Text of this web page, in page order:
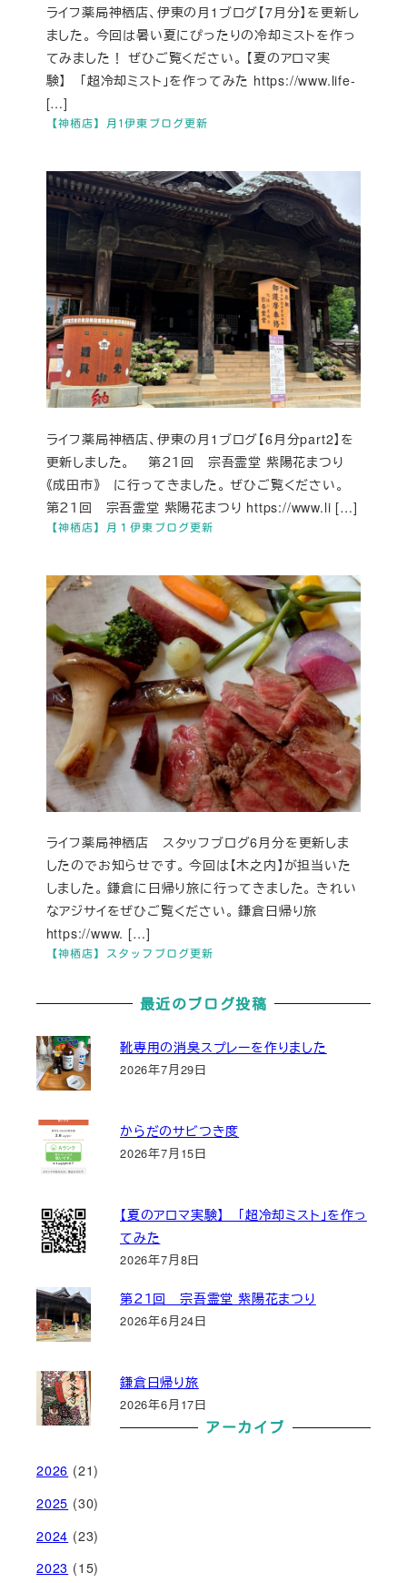
【神栖店】月1伊東ブログ更新
ライフ薬局神栖店、伊東の月1ブログ【7月分】を更新し
ました。 今回は暑い夏にぴったりの冷却ミストを作っ
てみました！ ぜひご覧ください。 【夏のアロマ実
験】 「超冷却ミスト」を作ってみた https://www.life-
[…]
【神栖店】月１伊東ブログ更新
ライフ薬局神栖店、伊東の月1ブログ【6月分part2】を
更新しました。 第２１回 宗吾霊堂 紫陽花まつり
《成田市》 に行ってきました。 ぜひご覧ください。
第２１回 宗吾霊堂 紫陽花まつり https://www.li […]
【神栖店】スタッフブログ更新
ライフ薬局神栖店 スタッフブログ6月分を更新しま
したのでお知らせです。 今回は【木之内】が担当いた
しました。 鎌倉に日帰り旅に行ってきました。 きれい
なアジサイをぜひご覧ください。 鎌倉日帰り旅
https://www. […]
最近のブログ投稿
靴専用の消臭スプレーを作りました
2026年7月29日
からだのサビつき度
2026年7月15日
【夏のアロマ実験】 「超冷却ミスト」を作っ
てみた
2026年7月8日
第２１回 宗吾霊堂 紫陽花まつり
2026年6月24日
鎌倉日帰り旅
2026年6月17日
アーカイブ
2026 (21)
2025 (30)
2024 (23)
2023 (15)